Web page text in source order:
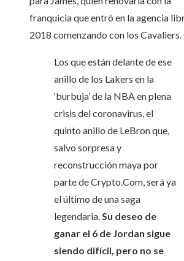
franquicia que entró en la agencia
2018 comenzando con los Cavaliers.
Los que están delante de ese
anillo de los Lakers en la
‘burbuja’ de la NBA en plena
crisis del coronavirus, el
quinto anillo de LeBron que,
salvo sorpresa y
reconstrucción maya por
parte de Crypto.Com, será ya
el último de una saga
legendaria.Su deseo de
ganar el 6 de Jordan sigue
siendo difícil, pero no se